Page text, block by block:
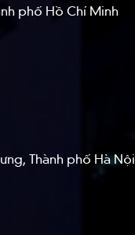
phố Hồ Chí Minh
Thành phố Hà Nội